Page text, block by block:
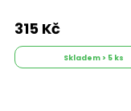
315 Kč
Skladem > 5 ks